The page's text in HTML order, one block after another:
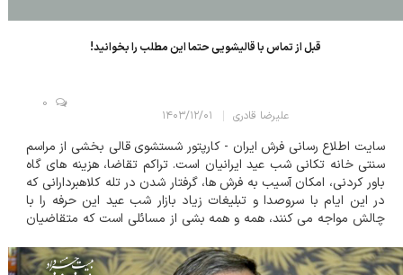
قبل از تماس با قالیشویی حتما این مطلب را بخوانید!
علیرضا قادری ۱۴۰۳/۱۲/۰۱
0
سایت اطلاع رسانی فرش ایران - کارپتور شستشوی قالی بخشی از مراسم
سنتی خانه تکانی شب عید ایرانیان است. تراکم تقاضا، هزینه های گاه
باور کردنی، امکان آسیب به فرش ها، گرفتار شدن در تله کلاهبردارانی که
در این ایام با سروصدا و تبلیغات زیاد بازار شب عید این حرفه را با
چالش مواجه می کنند، همه و همه بشی از مسائلی است که متقاضیان
همین ارتباط...